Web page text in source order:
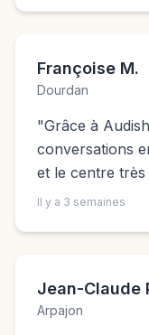
Françoise M.
Dourdan
"Grâce à
conversations
et le centre très
Il y a 3 semaines
Jean-Claude
Arpajon